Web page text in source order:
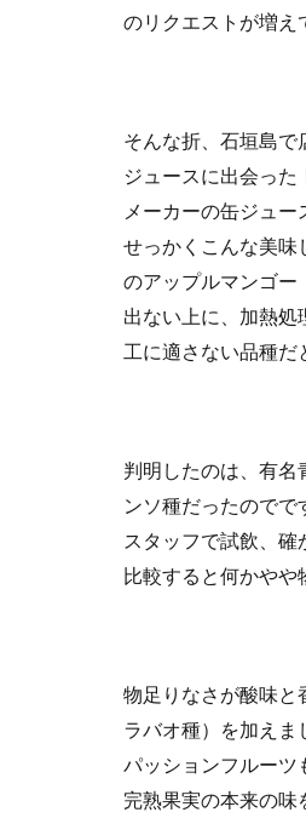
のリクエストが増え
そんな折、石垣島
ジュースに出会っ
メーカーの缶ジュー
せっかくこんな美味
のアップルマンゴー
出ない上に、加熱処
工に適さない品種だ
判明したのは、有名
ンソ種だったので
スタッフで試飲、
比較すると何かやや
物足りなさが酸味と
ラバオ種）を加えま
パッションフルーツ
完熟果実の本来の味